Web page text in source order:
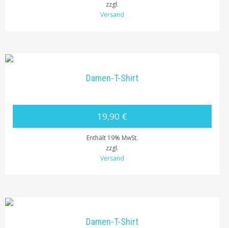
zzgl.
Versand
Damen-T-Shirt
19,90 €
Enthält 19% MwSt.
zzgl.
Versand
Damen-T-Shirt